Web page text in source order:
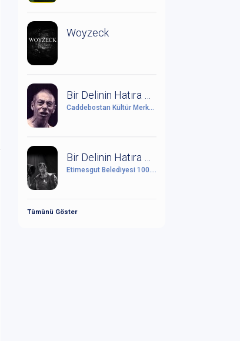
Woyzeck
Caddebostan Kültür Merkezi
Etimesgut Belediyesi 100. Yıl Cumhuriyet Kültür Sanat Merkezi
Tümünü Göster